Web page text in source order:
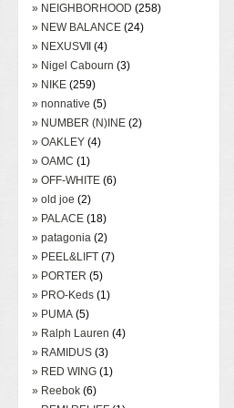
» NEIGHBORHOOD (258)
» NEW BALANCE (24)
» NEXUSⅦ (4)
» Nigel Cabourn (3)
» NIKE (259)
» nonnative (5)
» NUMBER (N)INE (2)
» OAKLEY (4)
» OAMC (1)
» OFF-WHITE (6)
» old joe (2)
» PALACE (18)
» patagonia (2)
» PEEL&LIFT (7)
» PORTER (5)
» PRO-Keds (1)
» PUMA (5)
» Ralph Lauren (4)
» RAMIDUS (3)
» RED WING (1)
» Reebok (6)